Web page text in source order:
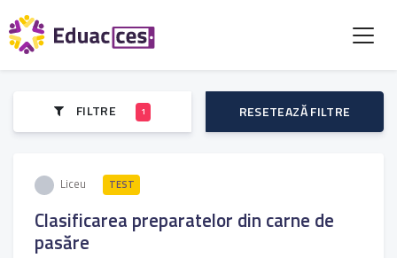
FILTRE 1 RESETEAZĂ FILTRE
Liceu TEST
Clasificarea preparatelor din carne de
pasăre